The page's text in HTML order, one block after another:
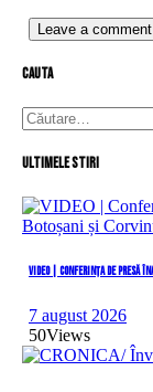
cauta
Caută
după:
Ultimele stiri
VIDEO | Conferința de presă
7 august 2026
50Views